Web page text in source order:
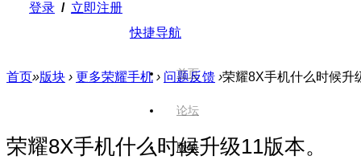
登录 / 立即注册
快捷导航
首页
论坛
版块
首页»版块 › 更多荣耀手机 › 问题反馈 ›荣耀8X手机什么时候升
荣耀8X手机什么时候升级11版本。